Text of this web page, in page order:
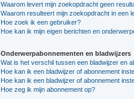
Waarom levert mijn zoekopdracht geen
Waarom resulteert mijn zoekopdracht in een
Hoe zoek ik een gebruiker?
Hoe kan ik mijn eigen berichten en
Onderwerpabonnementen en bladwijzers
Wat is het verschil tussen een bladwijzer en
Hoe kan ik een bladwijzer of abonnement
Hoe kan ik een bladwijzer of abonnement
Hoe zeg ik mijn abonnement op?